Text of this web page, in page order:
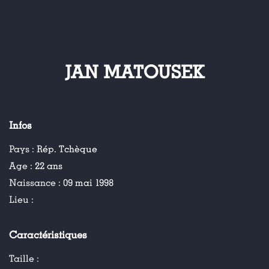
JAN MATOUSEK
Infos
Pays : Rép. Tchèque
Age : 22 ans
Naissance : 09 mai 1998
Lieu :
Caractéristiques
Taille :